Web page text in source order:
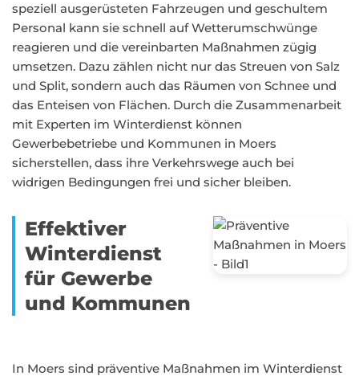
speziell ausgerüsteten Fahrzeugen und geschultem
Personal kann sie schnell auf Wetterumschwünge
reagieren und die vereinbarten Maßnahmen zügig
umsetzen. Dazu zählen nicht nur das Streuen von Salz
und Split, sondern auch das Räumen von Schnee und
das Enteisen von Flächen. Durch die Zusammenarbeit
mit Experten im Winterdienst können
Gewerbebetriebe und Kommunen in Moers
sicherstellen, dass ihre Verkehrswege auch bei
widrigen Bedingungen frei und sicher bleiben.
Effektiver
Winterdienst
für Gewerbe
und Kommunen
In Moers sind präventive Maßnahmen im Winterdienst